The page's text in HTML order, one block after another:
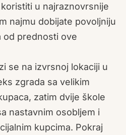
u najraznovrsnije
najmu dobijate povoljniju
od prednosti ove
se na izvrsnoj lokaciji u
zgrada sa velikim
zatim dvije škole
nastavnim osobljem i
kupcima. Pokraj